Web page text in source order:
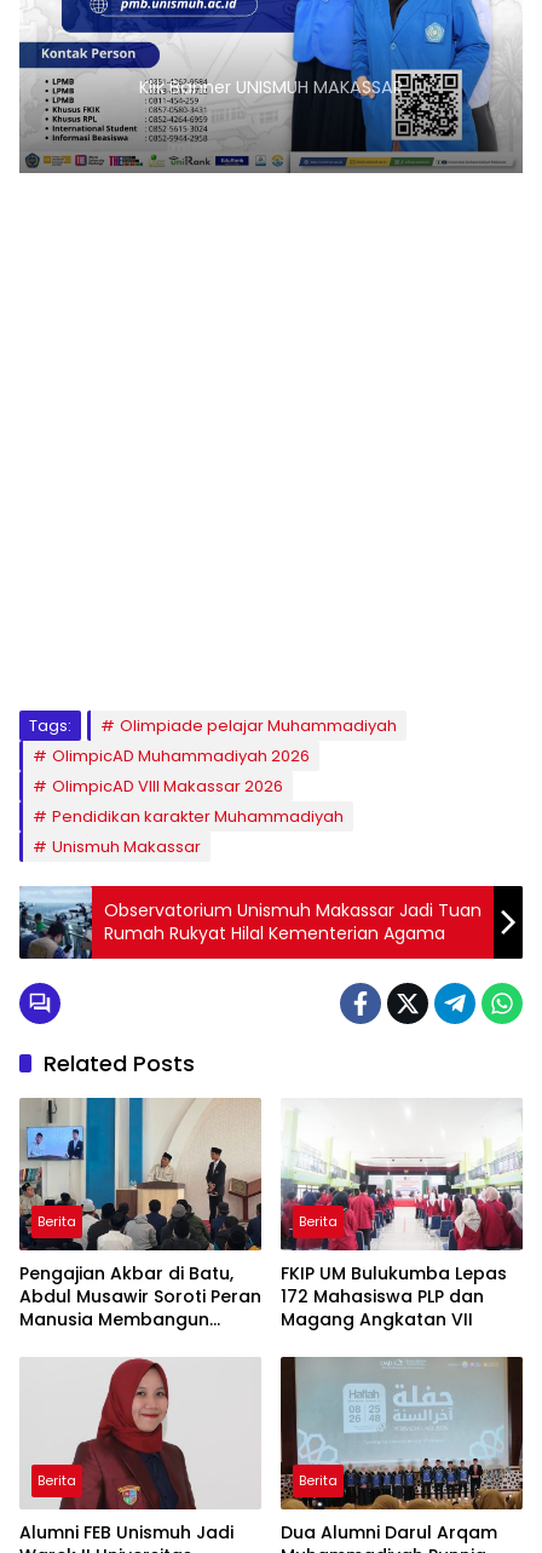
Klik Banner UNISMUH MAKASSAR
Tags:
Olimpiade pelajar Muhammadiyah
OlimpicAD Muhammadiyah 2026
OlimpicAD VIII Makassar 2026
Pendidikan karakter Muhammadiyah
Unismuh Makassar
Observatorium Unismuh Makassar Jadi Tuan
Rumah Rukyat Hilal Kementerian Agama
Related Posts
Berita
Pengajian Akbar di Batu,
Abdul Musawir Soroti Peran
Manusia Membangun
Berita
FKIP UM Bulukumba Lepas
172 Mahasiswa PLP dan
Magang Angkatan VII
Berita
Alumni FEB Unismuh Jadi
Berita
Dua Alumni Darul Arqam